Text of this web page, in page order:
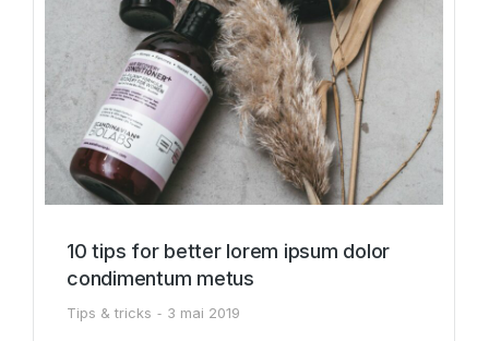
10 tips for better lorem ipsum dolor
condimentum metus
Tips & tricks 3 mai 2019